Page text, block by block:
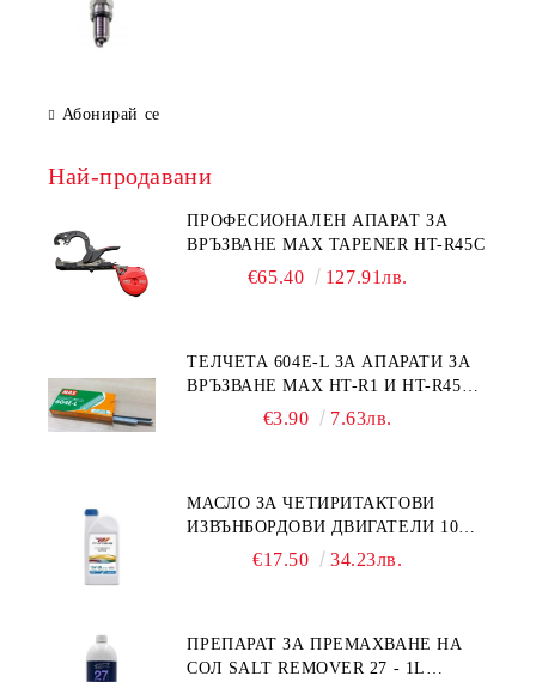
Абонирай се
Най-продавани
ПРОФЕСИОНАЛЕН АПАРАТ ЗА
ВРЪЗВАНЕ MAX TAPENER HT-R45C
€65.40 127.91лв.
ТЕЛЧЕТА 604E-L ЗА АПАРАТИ ЗА
ВРЪЗВАНЕ MAX HT-R1 И HT-R45C
€3.90 7.63лв.
МАСЛО ЗА ЧЕТИРИТАКТОВИ
ИЗВЪНБОРДОВИ ДВИГАТЕЛИ 10W-
30 HONDA MARINE 08221-999-
€17.50 34.23лв.
ПРЕПАРАТ ЗА ПРЕМАХВАНЕ НА
СОЛ SALT REMOVER 27 - 1L